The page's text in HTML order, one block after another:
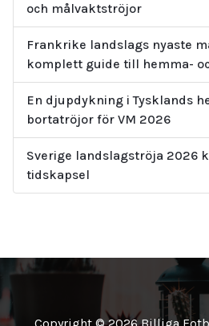
och målvaktströjor
Frankrike landslags nyaste
komplett guide till hemma-
En djupdykning i Tysklands
bortatröjor för VM 2026
Sverige landslagströja 2026
tidskapsel